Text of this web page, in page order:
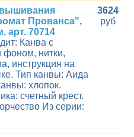
Прованса",
арт. 70714
Канва с
фоном, нитки,
инструкция на
Тип канвы: Аида
хлопок.
счетный крест.
Из серии:
3624
руб